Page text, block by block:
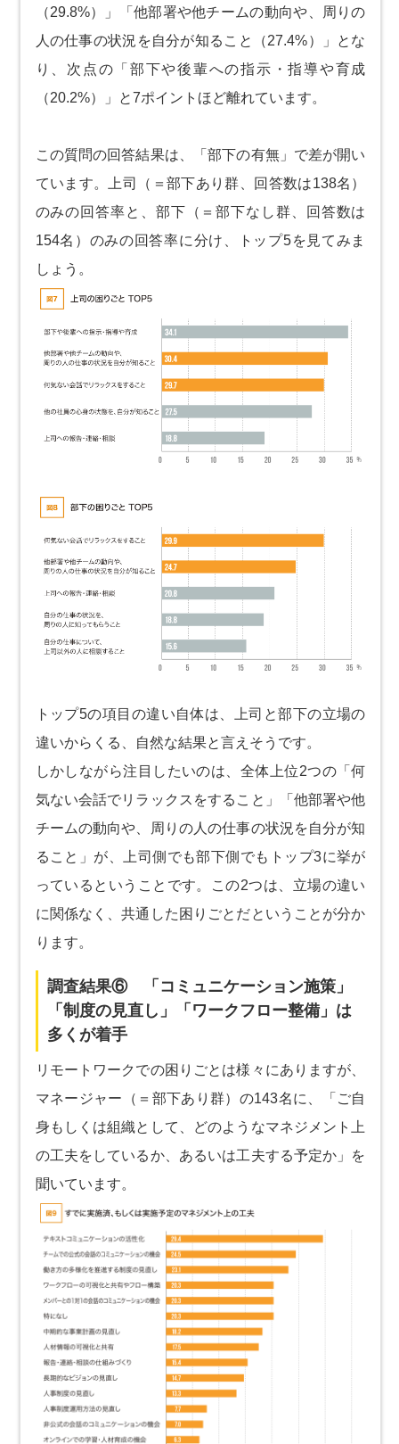
（29.8%）」「他部署や他チームの動向や、周りの
人の仕事の状況を自分が知ること（27.4%）」とな
り、次点の「部下や後輩への指示・指導や育成
（20.2%）」と7ポイントほど離れています。
この質問の回答結果は、「部下の有無」で差が開い
ています。上司（＝部下あり群、回答数は138名）
のみの回答率と、部下（＝部下なし群、回答数は
154名）のみの回答率に分け、トップ5を見てみま
しょう。
トップ5の項目の違い自体は、上司と部下の立場の
違いからくる、自然な結果と言えそうです。
しかしながら注目したいのは、全体上位2つの「何
気ない会話でリラックスをすること」「他部署や他
チームの動向や、周りの人の仕事の状況を自分が知
ること」が、上司側でも部下側でもトップ3に挙が
っているということです。この2つは、立場の違い
に関係なく、共通した困りごとだということが分か
ります。
調査結果⑥ 「コミュニケーション施策」
「制度の見直し」「ワークフロー整備」は
多くが着手
リモートワークでの困りごとは様々にありますが、
マネージャー（＝部下あり群）の143名に、「ご自
身もしくは組織として、どのようなマネジメント上
の工夫をしているか、あるいは工夫する予定か」を
聞いています。